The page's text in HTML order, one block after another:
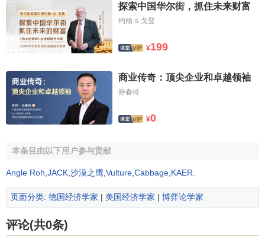
探索中国华尔街，抓住未来财富
约翰·s·戈登
¥199
商业传奇：顶尖企业和卓越领袖
孙春岭
¥0
本条目由以下用户参与贡献
Angle Roh JACK 沙漠之鹰 Vulture Cabbage KAER
页面分类: 德国经济学家 | 美国经济学家 | 博弈论学家
评论(共0条)